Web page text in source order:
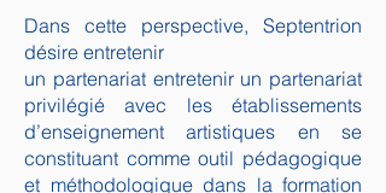
Dans cette perspective, Septentrion
désire entretenir
un partenariat entretenir un partenariat
privilégié avec les établissements
d’enseignement artistiques en se
constituant comme outil pédagogique
et méthodologique dans la formation